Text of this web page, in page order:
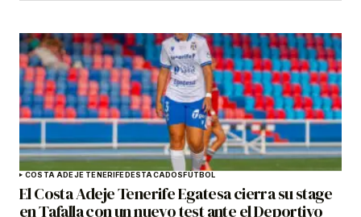
COSTA ADEJE TENERIFEDESTACADOSFÚTBOL
El Costa Adeje Tenerife Egatesa cierra su stage
en Tafalla con un nuevo test ante el Deportivo